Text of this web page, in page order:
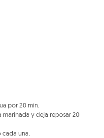
por 20 min.
y deja reposar 20
cada una.